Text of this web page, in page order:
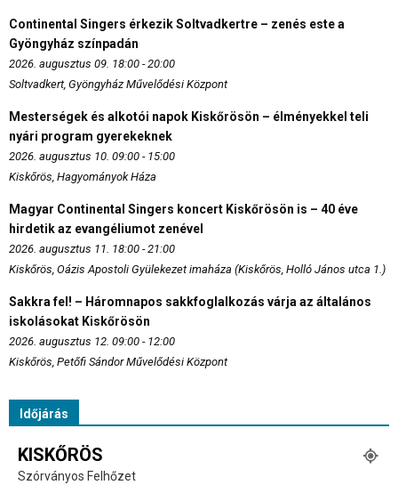
Continental Singers érkezik Soltvadkertre – zenés este a
Gyöngyház színpadán
2026. augusztus 09. 18:00 - 20:00
Soltvadkert, Gyöngyház Művelődési Központ
Mesterségek és alkotói napok Kiskőrösön – élményekkel teli
nyári program gyerekeknek
2026. augusztus 10. 09:00 - 15:00
Kiskőrös, Hagyományok Háza
Magyar Continental Singers koncert Kiskőrösön is – 40 éve
hirdetik az evangéliumot zenével
2026. augusztus 11. 18:00 - 21:00
Kiskőrös, Oázis Apostoli Gyülekezet imaháza (Kiskőrös, Holló János utca 1.)
Sakkra fel! – Háromnapos sakkfoglalkozás várja az általános
iskolásokat Kiskőrösön
2026. augusztus 12. 09:00 - 12:00
Kiskőrös, Petőfi Sándor Művelődési Központ
Időjárás
KISKŐRÖS
Szórványos Felhőzet